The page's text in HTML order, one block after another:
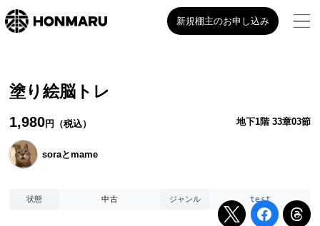
新規棚主のお申し込み
塗り絵脳トレ
1,980円（税込） 地下1階 33章03節
soraとmame
状態 中古 ジャンル test